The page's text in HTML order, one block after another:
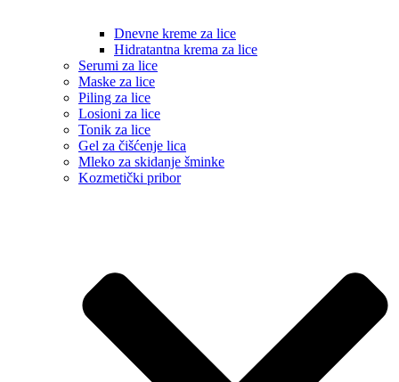
Dnevne kreme za lice
Hidratantna krema za lice
Serumi za lice
Maske za lice
Piling za lice
Losioni za lice
Tonik za lice
Gel za čišćenje lica
Mleko za skidanje šminke
Kozmetički pribor